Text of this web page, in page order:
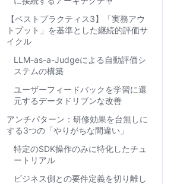
【ベストプラクティス3】「実務アウ
トプット」を基準とした継続的評価サ
イクル
LLM-as-a-Judgeによる自動評価シ
ステムの構築
ユーザーフィードバックを学習に還
元するデータドリブンな改善
アンチパターン：研修効果を台無しに
する3つの「やりがちな間違い」
特定のSDK操作のみに特化したチュ
ートリアル
ビジネス側との要件定義を切り離し